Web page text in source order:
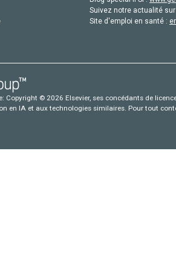
Suivez notre actualité
Site d'emploi en santé :
Copyright © 2026 Elsevier, ses concédants de
en IA et aux technologies similaires. Pour tout